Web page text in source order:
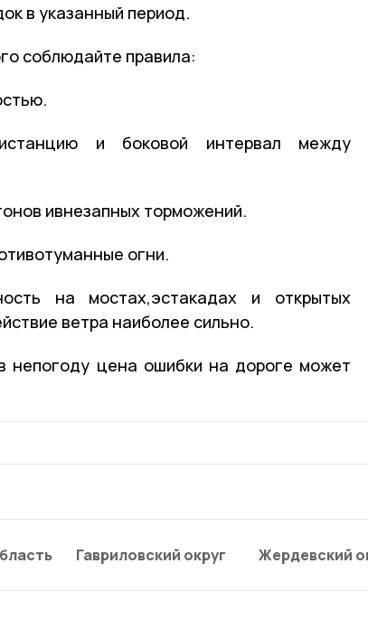
в указанный период.
соблюдайте правила:
и боковой интервал между
ивнезапных торможений.
огни.
на мостах,эстакадах и открытых
ветра наиболее сильно.
непогоду цена ошибки на дороге может
Гавриловский округ Жердевский